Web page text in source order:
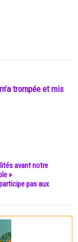
trompée et mis
avant notre
»
pas aux